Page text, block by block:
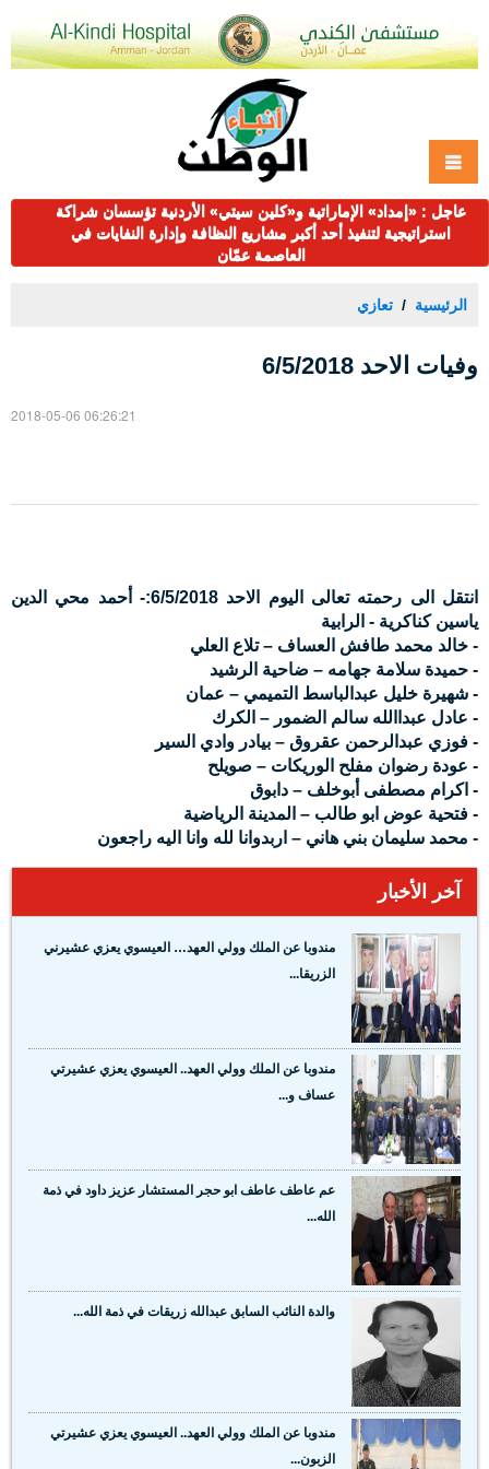
عاجل : «إمداد» الإماراتية و«كلين سيتي» الأردنية تؤسسان شراكة
استراتيجية لتنفيذ أحد أكبر مشاريع النظافة وإدارة النفايات في
العاصمة عمّان
الرئيسية تعازي
وفيات الاحد 6/5/2018
2018-05-06 06:26:21
انتقل الى رحمته تعالى اليوم الاحد 6/5/2018:- أحمد محي الدين
ياسين كناكرية - الرابية
- خالد محمد طافش العساف – تلاع العلي
- حميدة سلامة جهامه – ضاحية الرشيد
- شهيرة خليل عبدالباسط التميمي – عمان
- عادل عبداالله سالم الضمور – الكرك
- فوزي عبدالرحمن عقروق – بيادر وادي السير
- عودة رضوان مفلح الوريكات – صويلح
- اكرام مصطفى أبوخلف – دابوق
- فتحية عوض ابو طالب – المدينة الرياضية
- محمد سليمان بني هاني – اربدوانا لله وانا اليه راجعون
آخر الأخبار
مندوبا عن الملك وولي العهد… العيسوي يعزي عشيرني
الزريقا...
مندوبا عن الملك وولي العهد.. العيسوي يعزي عشيرتي
عساف و...
عم عاطف عاطف ابو حجر المستشار عزيز داود في ذمة
الله...
والدة النائب السابق عبدالله زريقات في ذمة الله...
مندوبا عن الملك وولي العهد.. العيسوي يعزي عشيرتي
الزبون...